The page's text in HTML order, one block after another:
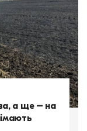
а ще – на